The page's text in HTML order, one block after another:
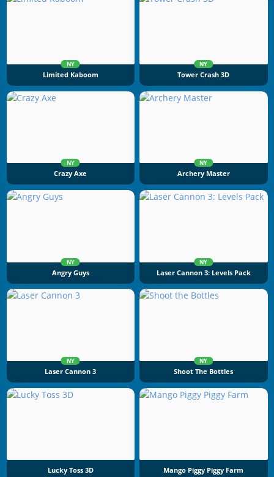
NY
Limited Kaboom
NY
Tower Crash 3D
NY
Crazy Axe
NY
Archery Master
NY
Angry Guys
NY
Laser Cannon 3: Levels Pack
NY
Laser Cannon 3
NY
Shoot The Bottles
Lucky Toss 3D Mango Piggy Piggy Farm